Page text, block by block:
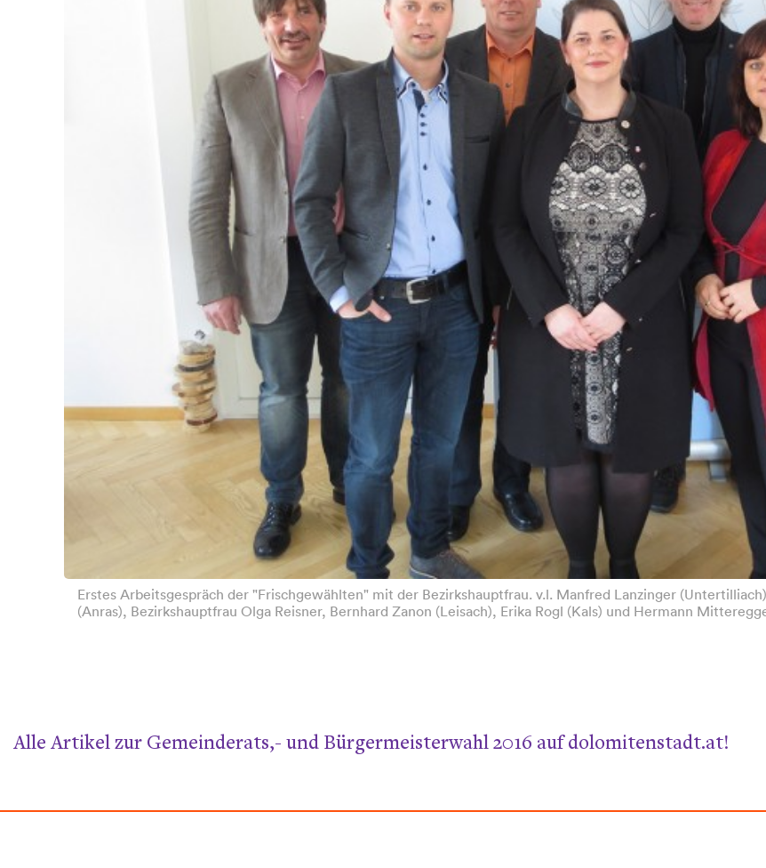
Erstes Arbeitsgespräch der "Frischgewählten" mit der Bezirkshauptfrau. v.l. Manfred Lanzinger
(Anras), Bezirkshauptfrau Olga Reisner, Bernhard Zanon (Leisach), Erika Rogl (Kals) und Hermann
Alle Artikel zur Gemeinderats,- und Bürgermeisterwahl 2016 auf dolomitenstadt.at!